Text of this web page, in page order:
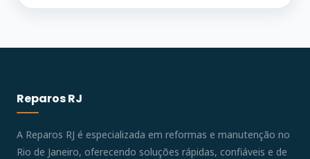
Reparos RJ
A Reparos RJ é especializada em reformas e manutenção no
Rio de Janeiro, oferecendo soluções rápidas, confiáveis e de